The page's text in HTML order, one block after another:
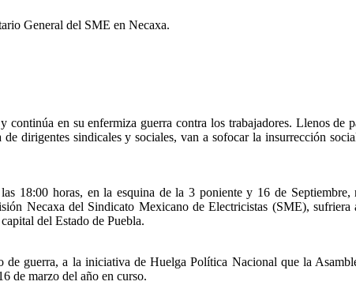
General del SME en Necaxa.
en su enfermiza guerra contra los trabajadores. Llenos de
dirigentes sindicales y sociales, van a sofocar la insurrección
18:00 horas, en la esquina de la 3 poniente y 16 de Septiembre,
Necaxa del Sindicato Mexicano de Electricistas (SME), sufriera
del Estado de Puebla.
de guerra, a la iniciativa de Huelga Política Nacional que la
de marzo del año en curso.